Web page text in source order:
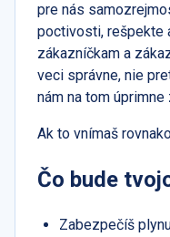
pre nás
poctivosti, rešpekte
zákazníčkam a
veci správne, nie
nám na tom úprimne
Ak to vnímaš
Čo bude
Zabezpečíš